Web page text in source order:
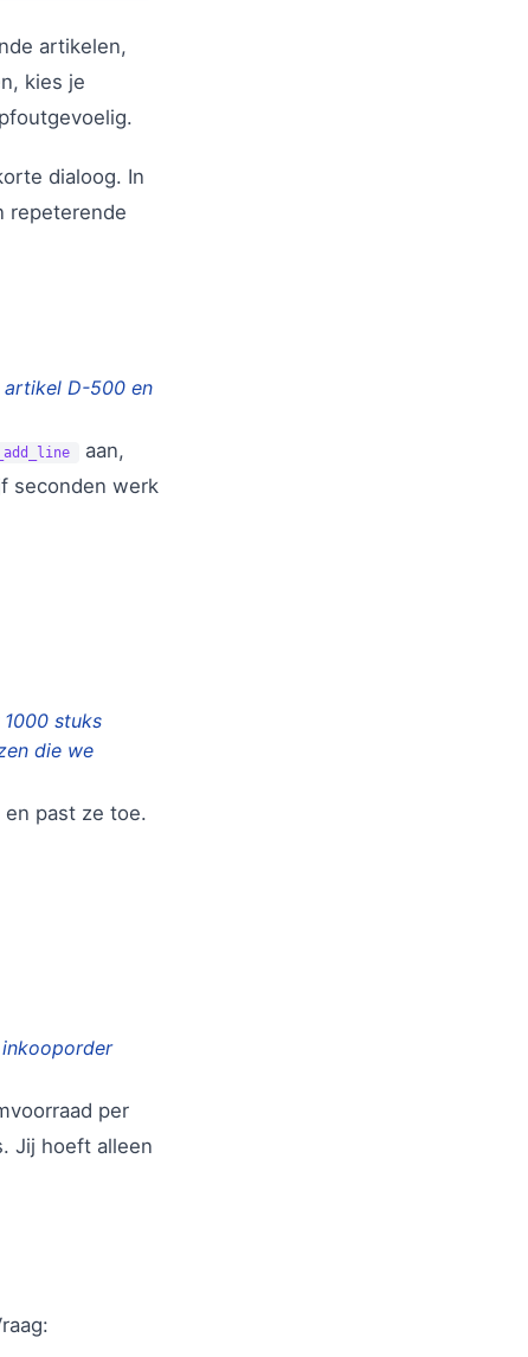
artikelen,
kies je
dialoog. In
repeterende
artikel D-500 en
aan,
seconden werk
stuks
die we
en past ze toe.
per
Jij hoeft alleen